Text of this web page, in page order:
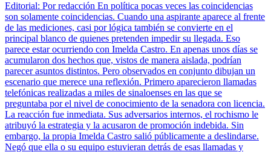
Editorial: Por redacción En política pocas veces las coincidencias
son solamente coincidencias. Cuando una aspirante aparece al frente
de las mediciones, casi por lógica también se convierte en el
principal blanco de quienes pretenden impedir su llegada. Eso
parece estar ocurriendo con Imelda Castro. En apenas unos días se
acumularon dos hechos que, vistos de manera aislada, podrían
parecer asuntos distintos. Pero observados en conjunto dibujan un
escenario que merece una reflexión. Primero aparecieron llamadas
telefónicas realizadas a miles de sinaloenses en las que se
preguntaba por el nivel de conocimiento de la senadora con licencia.
La reacción fue inmediata. Sus adversarios internos, el rochismo le
atribuyó la estrategia y la acusaron de promoción indebida. Sin
embargo, la propia Imelda Castro salió públicamente a deslindarse.
Negó que ella o su equipo estuvieran detrás de esas llamadas y